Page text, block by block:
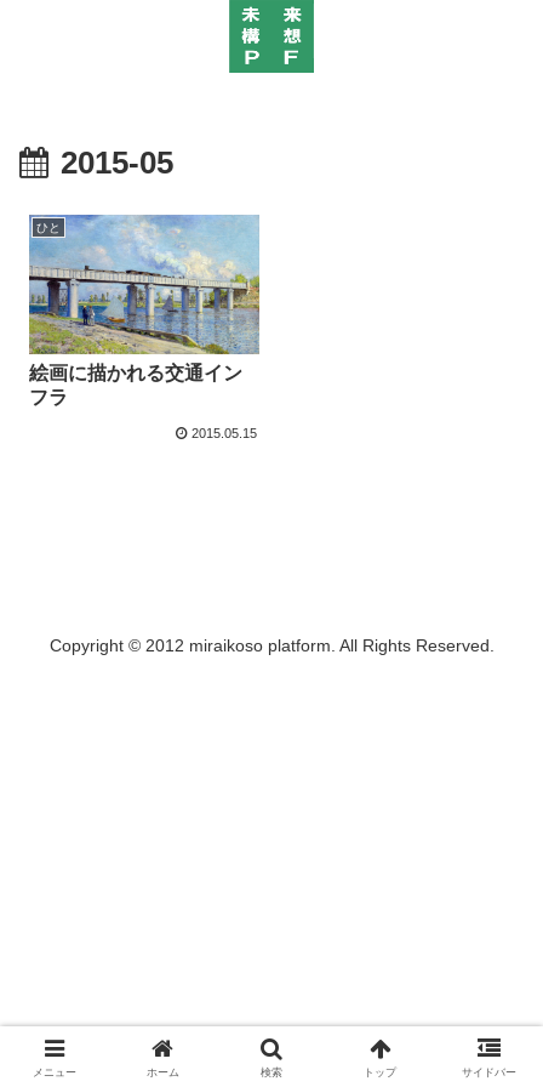
2015-05
ひと
絵画に描かれる交通イン
フラ
2015.05.15
Copyright © 2012 miraikoso platform. All Rights Reserved.
メニュー ホーム 検索 トップ サイドバー